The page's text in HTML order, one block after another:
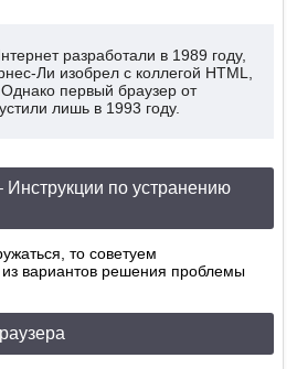
разработали в 1989 году,
Ли изобрел с коллегой HTML,
первый браузер от
лишь в 1993 году.
Инструкции по устранению
то советуем
из вариантов решения проблемы